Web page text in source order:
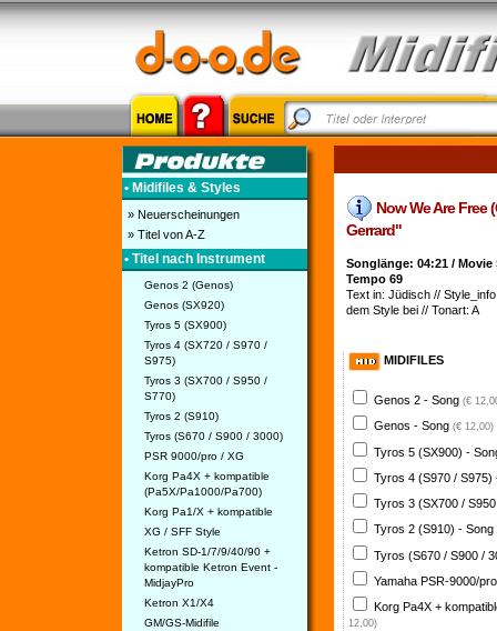
• Midifiles & Styles
» Neuerscheinungen
» Titel von A-Z
• Titel nach Instrument
Genos 2 (Genos)
Genos (SX920)
Tyros 5 (SX900)
Tyros 4 (SX720 / S970 /
S975)
Tyros 3 (SX700 / S950 /
S770)
Tyros 2 (S910)
Tyros (S670 / S900 / 3000)
PSR 9000/pro / XG
Korg Pa4X + kompatible
(Pa5X/Pa1000/Pa700)
Korg Pa1/X + kompatible
XG / SFF Style
Ketron SD-1/7/9/40/90 +
kompatible Ketron Event -
MidjayPro
Ketron X1/X4
GM/GS-Midifile
Now We Are Free
Gerrard"
Songlänge: 04:21 / Movie
Tempo 69
Text in: Jüdisch //
dem Style bei // Tonart: A
MIDIFILES
Genos 2 - Song (€
Genos - Song (€ 12,00)
Tyros 5 (SX900) -
Tyros 4 (S970 /
Tyros 3 (SX700 /
Tyros 2 (S910) - Song
Tyros (S670 / S900 /
Yamaha PSR-9000/
Korg Pa4X +
12,00)